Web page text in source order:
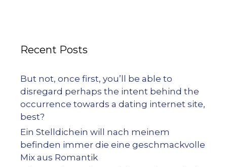
Recent Posts
But not, once first, you’ll be able to
disregard perhaps the intent behind the
occurrence towards a dating internet site,
best?
Ein Stelldichein will nach meinem
befinden immer die eine geschmackvolle
Mix aus Romantik